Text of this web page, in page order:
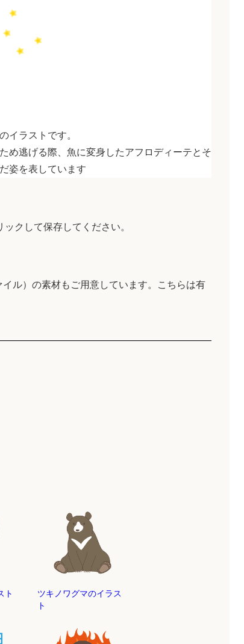
イラストです。
め逃げる際、魚に変身したアフロディーテとそ
姿を表しています
クして保存してください。
ル）の素材もご用意しています。こちらは有
ト
ツキノワグマのイラス
ト